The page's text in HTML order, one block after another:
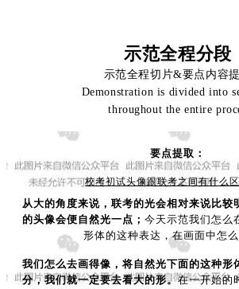
示范全程分段
示范全程切片&要点内容
Demonstration is divided into
throughout the entire
要点提取：
校考初试头像跟联考之间有什么
从大的角度来说，联考的光会相对来说比较
的头像会便自然光一点； 今天示范我们怎么
形体的这种表达，在画面中怎么
我们怎么去画得像，将自然光下面的这种形
分，我们就一定要去看大的形。在一开始的